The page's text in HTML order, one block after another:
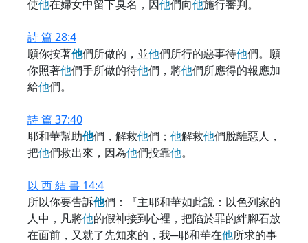
使他在婦女中留下臭名，因他們向他施行審判。
詩 篇 28:4
願你按著他們所做的，並他們所行的惡事待他們。願
你照著他們手所做的待他們，將他們所應得的報應加
給他們。
詩 篇 37:40
耶和華幫助他們，解救他們； 他解救他們脫離惡人，
把他們救出來，因為他們投靠他。
以 西 結 書 14:4
所以你要告訴他們：『主耶和華如此說：以色列家的
人中，凡將他的假神接到心裡，把陷於罪的絆腳石放
在面前，又就了先知來的，我─耶和華在他所求的事